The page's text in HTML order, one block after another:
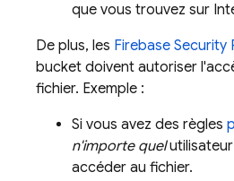
que vous trouvez sur
De plus, les Firebase Security
bucket doivent autoriser
fichier. Exemple :
Si vous avez des règles
n'importe quel
accéder au fichier.